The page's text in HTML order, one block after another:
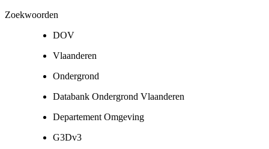
Zoekwoorden
DOV
Vlaanderen
Ondergrond
Databank Ondergrond Vlaanderen
Departement Omgeving
G3Dv3